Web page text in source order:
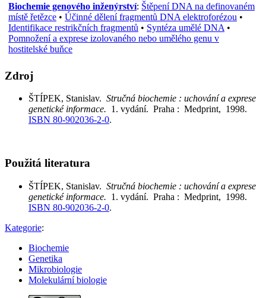
Biochemie genového inženýrství: Štěpení DNA na definovaném
místě řetězce • Účinné dělení fragmentů DNA elektroforézou •
Identifikace restrikčních fragmentů • Syntéza umělé DNA •
Pomnožení a exprese izolovaného nebo umělého genu v
hostitelské buňce
Zdroj
ŠTÍPEK, Stanislav. Stručná biochemie : uchování a exprese
genetické informace. 1. vydání. Praha : Medprint, 1998.
ISBN 80-902036-2-0.
Použitá literatura
ŠTÍPEK, Stanislav. Stručná biochemie : uchování a exprese
genetické informace. 1. vydání. Praha : Medprint, 1998.
ISBN 80-902036-2-0.
Kategorie:
Biochemie
Genetika
Mikrobiologie
Molekulární biologie